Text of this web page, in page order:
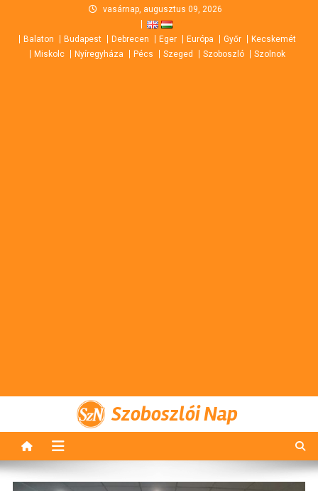
content
vasárnap, augusztus 09, 2026
Balaton Budapest Debrecen Eger Európa Győr
Kecskemét
Miskolc
Nyíregyháza Pécs Szeged Szoboszló Szolnok
Szoboszlói Nap